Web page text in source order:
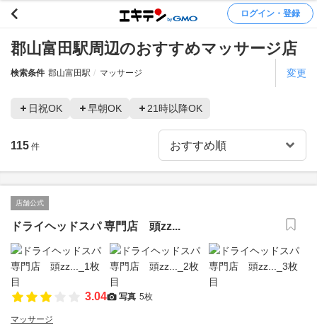
ログイン・登録
郡山富田駅周辺のおすすめマッサージ店
検索条件 郡山富田駅 マッサージ 変更
日祝OK 早朝OK 21時以降OK
115 件
店舗公式
ドライヘッドスパ 専門店 頭zz...
3.04 写真 5枚
マッサージ